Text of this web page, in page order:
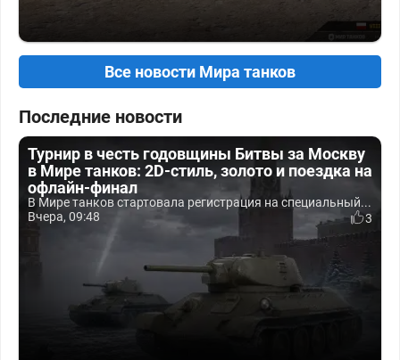
Все новости Мира танков
Последние новости
Турнир в честь годовщины Битвы за Москву
в Мире танков: 2D-стиль, золото и поездка на
офлайн-финал
В Мире танков стартовала регистрация на специальный...
Вчера, 09:48
3